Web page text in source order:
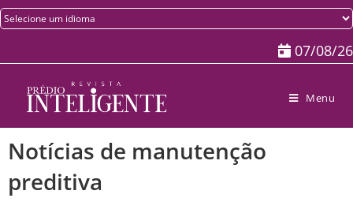
07/08/26
Menu
Notícias de manutenção
preditiva